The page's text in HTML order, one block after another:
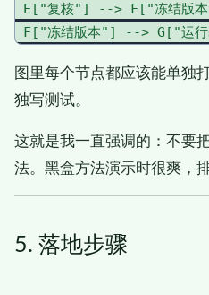
E["复核"] --> F["冻结版
图里每个节点都应该能单独
独写测试。
这就是我一直强调的：不要
法。黑盒方法演示时很爽，
5. 落地步骤